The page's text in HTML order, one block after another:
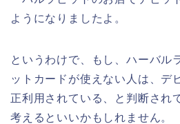
ようになりましたよ。
というわけで、もし、ハーバル
ットカードが使えない人は、デ
正利用されている、と判断され
考えるといいかもしれません。